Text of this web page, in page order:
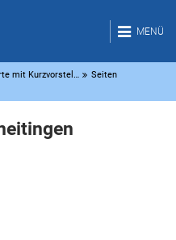
MENÜ
mit Kurzvorstel…
Seiten